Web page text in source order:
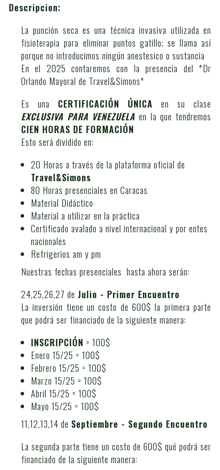
Descripcion:
La punción seca es una técnica invasiva utilizada en
fisioterapia para eliminar puntos gatillo; se llama así
porque no introducimos ningún anestesico o sustancia
En el 2025 contaremos con la presencia del *Dr
Orlando Mayoral de Travel&Simons*
Es una CERTIFICACIÓN ÚNICA en su clase
EXCLUSIVA PARA VENEZUELA en la que tendremos
CIEN HORAS DE FORMACIÓN
Esto será dividido en:
20 Horas a través de la plataforma oficial de
Travel&Simons
80 Horas presenciales en Caracas
Material Didáctico
Material a utilizar en la práctica
Certificado avalado a nivel internacional y por entes
nacionales
Refrigerios am y pm
Nuestras fechas presenciales hasta ahora serán:
24,25,26,27 de Julio - Primer Encuentro
La inversión tiene un costo de 600$ la primera parte
que podrá ser financiado de la siguiente manera:
INSCRIPCIÓN = 100$
Enero 15/25 = 100$
Febrero 15/25 = 100$
Marzo 15/25 = 100$
Abril 15/25 = 100$
Mayo 15/25 = 100$
11,12,13,14 de Septiembre - Segundo Encuentro
La segunda parte tiene un costo de 600$ qué podrá ser
financiado de la siguiente manera: